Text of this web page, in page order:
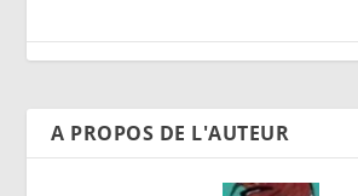
A PROPOS DE L'AUTEUR